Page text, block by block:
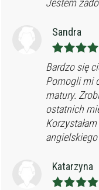
Sandra
Bardzo się
Pomogli mi
matury.
ostatnich
Katarzyna